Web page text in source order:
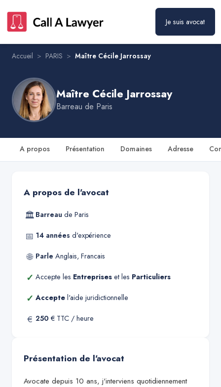
Je suis avocat
Maître Cécile Jarrossay
Accueil > PARIS > Maître Cécile Jarrossay
Maître Cécile Jarrossay
Barreau de Paris
A propos Présentation Domaines Adresse
A propos de l'avocat
🏛 Barreau de Paris
📅 14 années d'expérience
🌐 Parle Anglais, Francais
✓ Accepte les Entreprises et les Particuliers
✓ Accepte l'aide juridictionnelle
€ 250 € TTC / heure
Présentation de l'avocat
Avocate depuis 10 ans, j'interviens quotidiennement